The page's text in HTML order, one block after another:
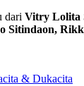
dari Vitry Lolita
Sitindaon,
& Dukacita